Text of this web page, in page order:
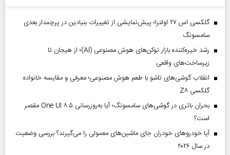
گلکسی اس ۲۷ اولترا؛ پیش‌نمایشی از تغییرات بنیادین در پرچمدار بعدی
سامسونگ
رشد خیره‌کننده بازار توکن‌های هوش مصنوعی (AI)؛ از هیجان تا
زیرساخت‌های واقعی
انقلاب گوشی‌های تاشو‌ با طعم هوش مصنوعی؛ معرفی و مقایسه خانواده
گلکسی Z۸
بحران باتری در گوشی‌های سامسونگ؛ آیا به‌روزرسانی One UI ۸.۵ مقصر
است؟
آیا خودروهای خودران جای ماشین‌های معمولی را می‌گیرند؟ بررسی وضعیت
در سال ۲۰۲۶